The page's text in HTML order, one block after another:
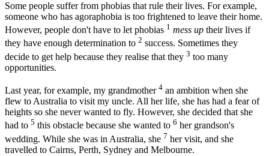
Some people suffer from phobias that rule their lives. For example,
someone who has agoraphobia is too frightened to leave their home.
However, people don't have to let phobias 1 mess up their lives if
they have enough determination to 2 success. Sometimes they
decide to get help because they realise that they 3 too many
opportunities.
Last year, for example, my grandmother 4 an ambition when she
flew to Australia to visit my uncle. All her life, she has had a fear of
heights so she never wanted to fly. However, she decided that she
had to 5 this obstacle because she wanted to 6 her grandson's
wedding. While she was in Australia, she 7 her visit, and she
travelled to Cairns, Perth, Sydney and Melbourne.